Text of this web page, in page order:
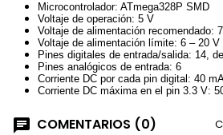
Microcontrolador: ATmega328P SMD
Voltaje de operación: 5 V
Voltaje de alimentación recomendado:
Voltaje de alimentación límite: 6 – 20 V
Pines digitales de entrada/salida: 14,
Pines analógicos de entrada: 6
Corriente DC por cada pin digital: 40
Corriente DC máxima en el pin 3.3 V:
COMENTARIOS (0)